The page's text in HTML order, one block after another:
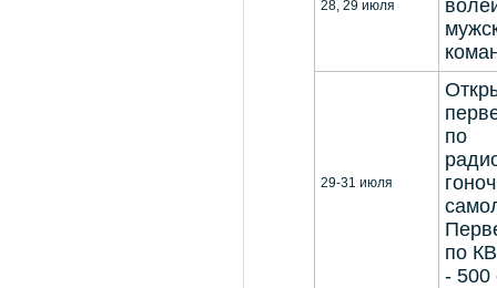
28, 29 июля
29-31 июля
по
по
- 500